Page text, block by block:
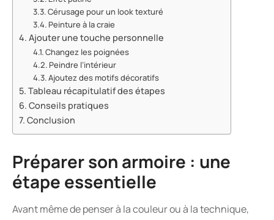
Cérusage pour un look texturé
Peinture à la craie
Ajouter une touche personnelle
Changez les poignées
Peindre l’intérieur
Ajoutez des motifs décoratifs
Tableau récapitulatif des étapes
Conseils pratiques
Conclusion
Préparer son armoire : une
étape essentielle
Avant même de penser à la couleur ou à la technique,